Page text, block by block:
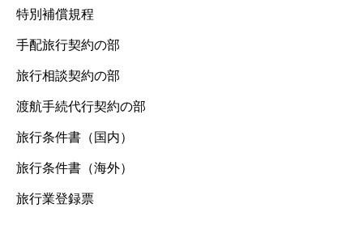
特別補償規程
手配旅行契約の部
旅行相談契約の部
渡航手続代行契約の部
旅行条件書（国内）
旅行条件書（海外）
旅行業登録票